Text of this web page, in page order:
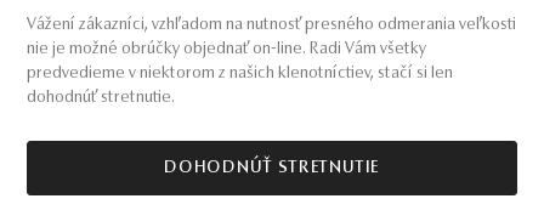
Vážení zákazníci, vzhľadom na nutnosť presného odmerania veľkosti
nie je možné obrúčky objednať on-line. Radi Vám všetky
predvedieme v niektorom z našich klenotníctiev, stačí si len
dohodnúť stretnutie.
DOHODNÚŤ STRETNUTIE